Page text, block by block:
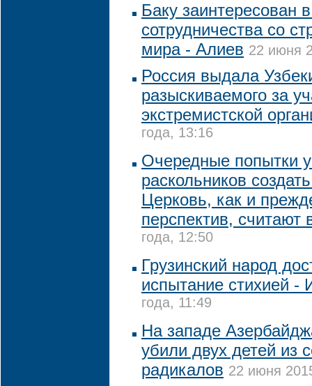
Баку заинтересован
сотрудничества со
мира - Алиев 22 июня
Россия выдала
разыскиваемого за
экстремистской
года, 13:16
Очередные попытки
раскольников
Церковь, как и
перспектив,
года, 12:50
Грузинский народ
испытание стихией -
года, 11:49
На западе
убили двух детей из
радикалов 22 июня